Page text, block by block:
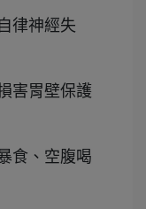
律神經失
害胃壁保護
食、空腹喝